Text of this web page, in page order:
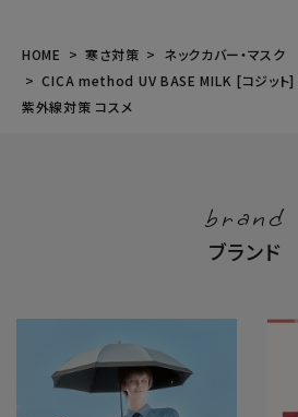
HOME 寒さ対策
ネックカバー・マスク
CICA method UV BASE MILK [コジット]
紫外線対策 コスメ
brand
ブランド